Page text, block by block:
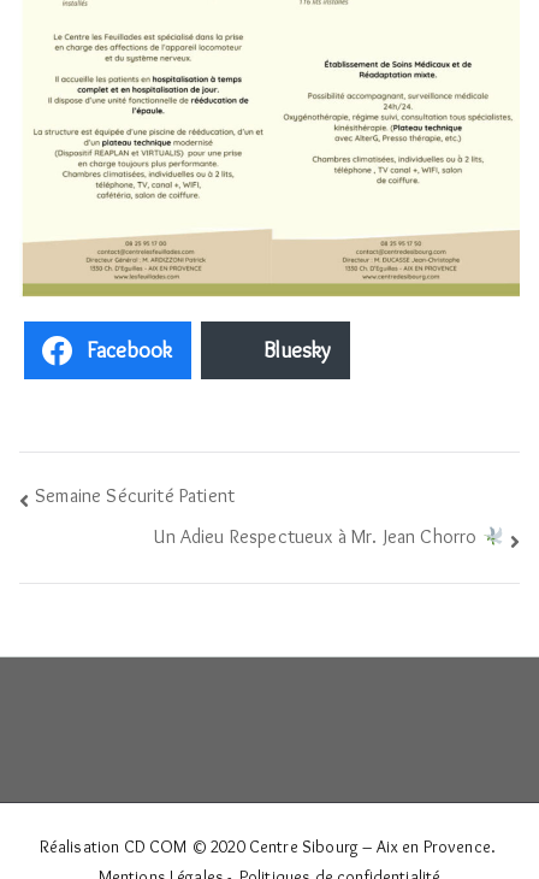
Facebook Bluesky
Navigation
l’article
Semaine Sécurité Patient
Un Adieu Respectueux à Mr. Jean Chorro
Réalisation CD COM © 2020 Centre Sibourg – Aix en Provence.